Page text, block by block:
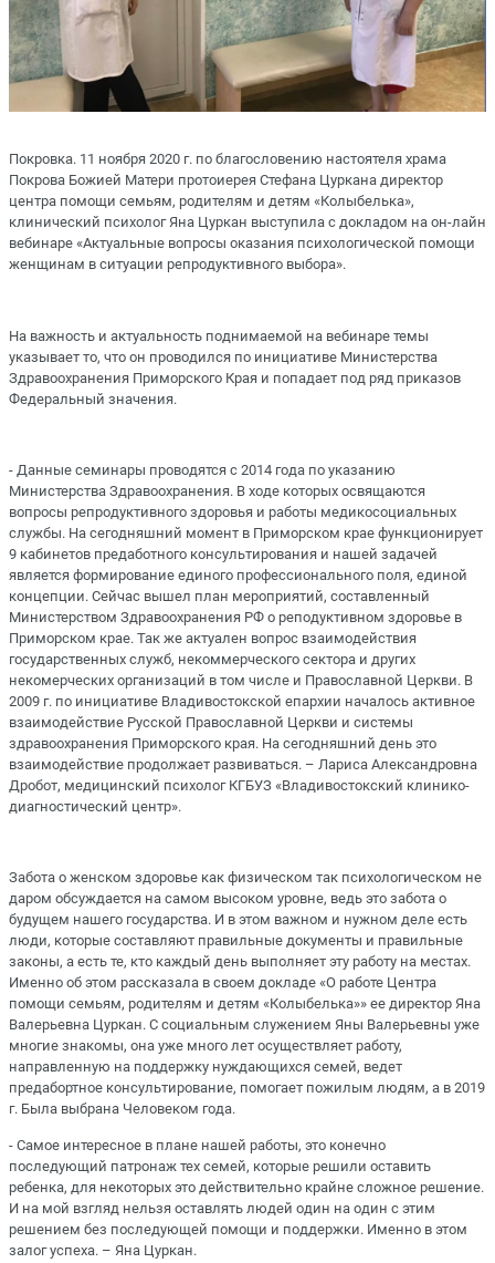
Покровка. 11 ноября 2020 г. по благословению настоятеля храма
Покрова Божией Матери протоиерея Стефана Цуркана директор
центра помощи семьям, родителям и детям «Колыбелька»,
клинический психолог Яна Цуркан выступила с докладом на он-лайн
вебинаре «Актуальные вопросы оказания психологической помощи
женщинам в ситуации репродуктивного выбора».
На важность и актуальность поднимаемой на вебинаре темы
указывает то, что он проводился по инициативе Министерства
Здравоохранения Приморского Края и попадает под ряд приказов
Федеральный значения.
- Данные семинары проводятся с 2014 года по указанию
Министерства Здравоохранения. В ходе которых освящаются
вопросы репродуктивного здоровья и работы медикосоциальных
службы. На сегодняшний момент в Приморском крае функционирует
9 кабинетов предаботного консультирования и нашей задачей
является формирование единого профессионального поля, единой
концепции. Сейчас вышел план мероприятий, составленный
Министерством Здравоохранения РФ о реподуктивном здоровье в
Приморском крае. Так же актуален вопрос взаимодействия
государственных служб, некоммерческого сектора и других
некомерческих организаций в том числе и Православной Церкви. В
2009 г. по инициативе Владивостокской епархии началось активное
взаимодействие Русской Православной Церкви и системы
здравоохранения Приморского края. На сегодняшний день это
взаимодействие продолжает развиваться. – Лариса Александровна
Дробот, медицинский психолог КГБУЗ «Владивостокский клинико-
диагностический центр».
Забота о женском здоровье как физическом так психологическом не
даром обсуждается на самом высоком уровне, ведь это забота о
будущем нашего государства. И в этом важном и нужном деле есть
люди, которые составляют правильные документы и правильные
законы, а есть те, кто каждый день выполняет эту работу на местах.
Именно об этом рассказала в своем докладе «О работе Центра
помощи семьям, родителям и детям «Колыбелька»» ее директор Яна
Валерьевна Цуркан. С социальным служением Яны Валерьевны уже
многие знакомы, она уже много лет осуществляет работу,
направленную на поддержку нуждающихся семей, ведет
предабортное консультирование, помогает пожилым людям, а в 2019
г. Была выбрана Человеком года.
- Самое интересное в плане нашей работы, это конечно
последующий патронаж тех семей, которые решили оставить
ребенка, для некоторых это действительно крайне сложное решение.
И на мой взгляд нельзя оставлять людей один на один с этим
решением без последующей помощи и поддержки. Именно в этом
залог успеха. – Яна Цуркан.